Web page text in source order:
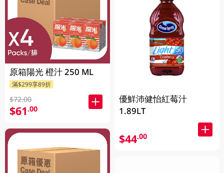
原箱陽光 橙汁 250 ML
滿$299享89折
$72.00
$61.00
優鮮沛健怡紅莓汁
1.89LT
$44.00